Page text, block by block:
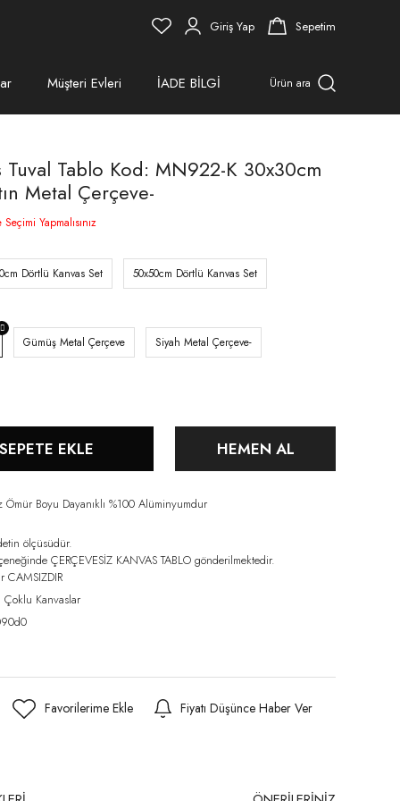
Giriş Yap Sepetim
Müşteri Evleri İADE BİLGİ Ürün ara
Tablo Kod: MN922-K 30x30cm
Metal Çerçeve-
Yapmalısınız
Dörtlü Kanvas Set 50x50cm Dörtlü Kanvas Set
Gümüş Metal Çerçeve Siyah Metal Çerçeve-
SEPETE EKLE HEMEN AL
Ömür Boyu Dayanıklı %100 Alüminyumdur
ölçüsüdür.
ÇERÇEVESİZ KANVAS TABLO gönderilmektedir.
CAMSIZDIR
Çoklu Kanvaslar
Fiyatı Düşünce Haber Ver